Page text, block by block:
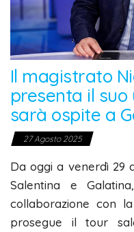
Il magistrato
presenta il suo
sarà ospite a
27 Agosto 2025
Da oggi a venerdì 29
Salentina e
collaborazione con
prosegue il tour